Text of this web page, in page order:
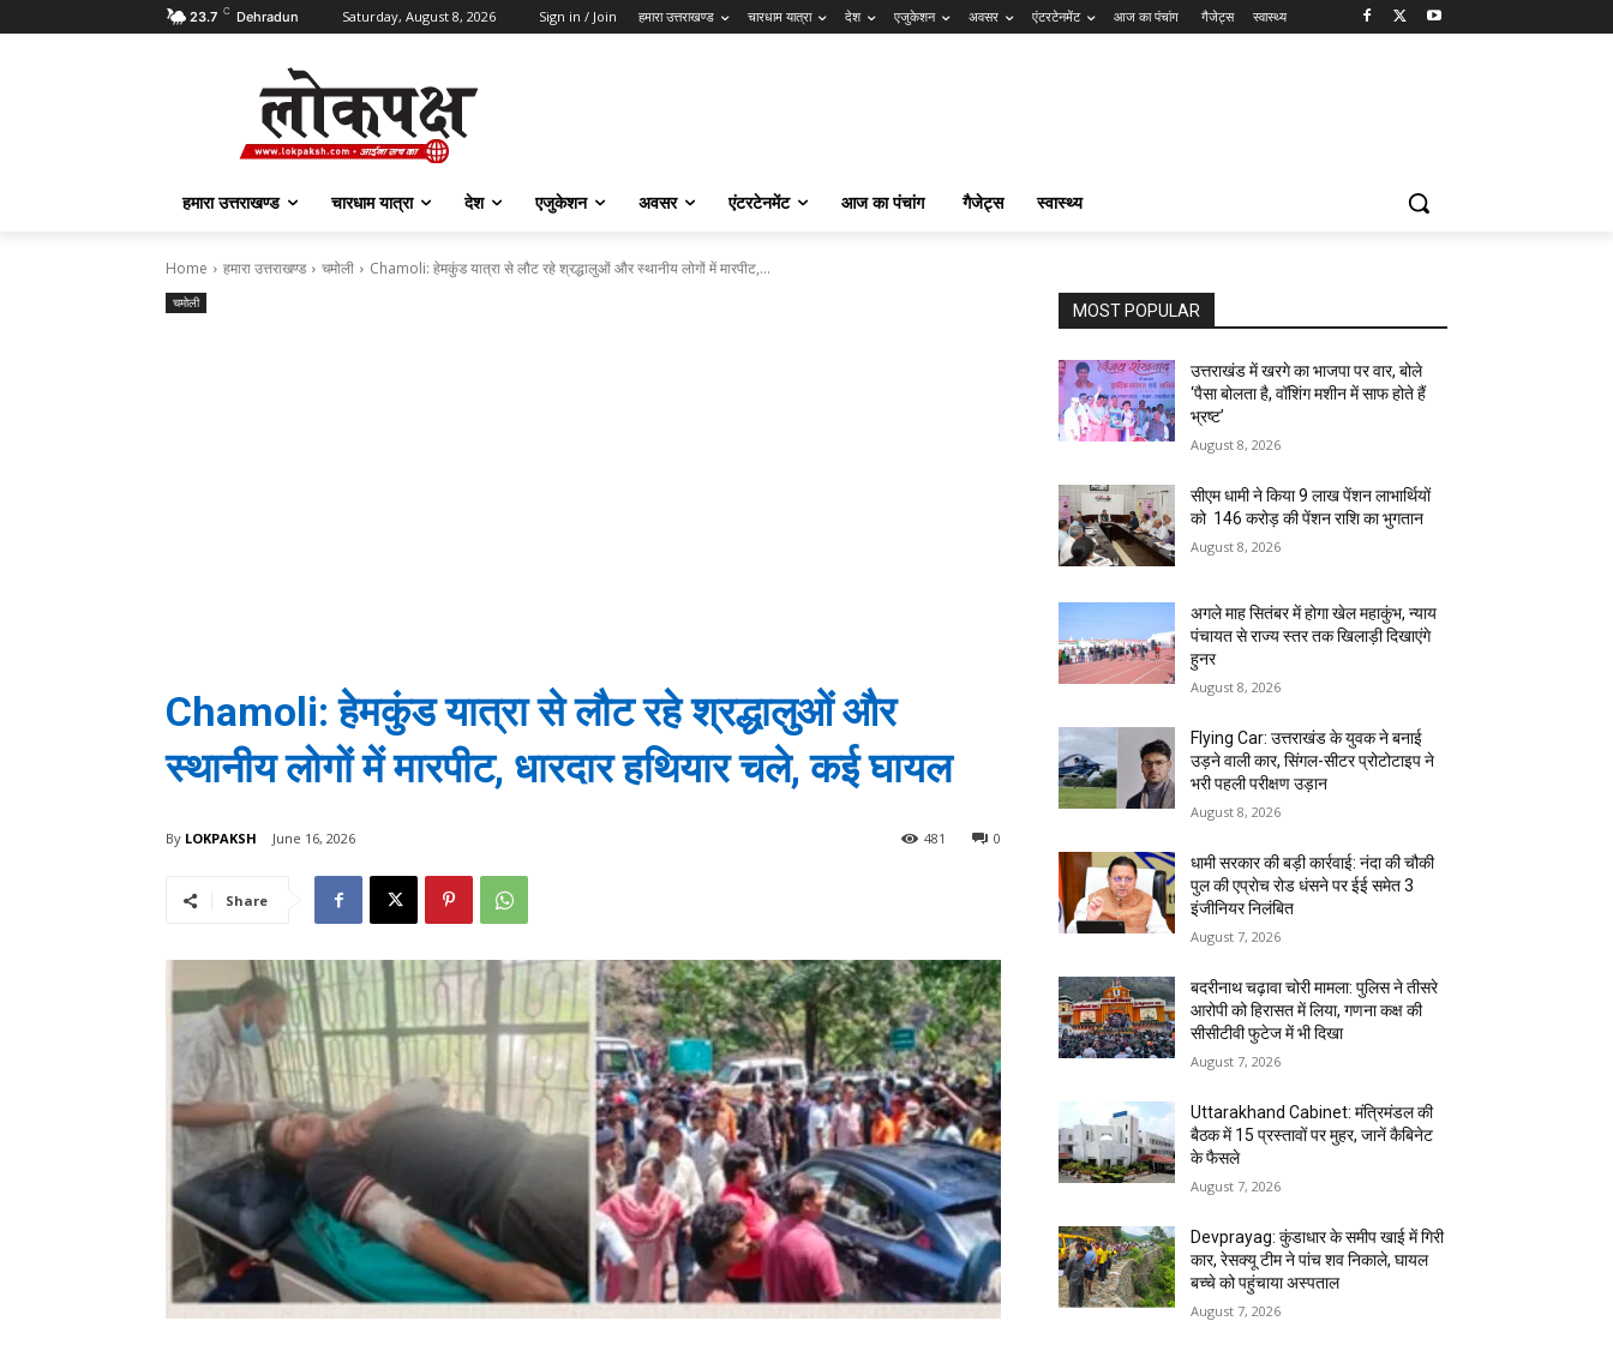
23.7 C Dehradun Saturday, August 8, 2026 Sign in / Join हमारा उत्तराखण्ड चारधाम यात्रा देश एजुकेशन अवसर एंटरटेनमेंट आज का पंचांग गैजेट्स स्वास्थ्य
हमारा उत्तराखण्ड चारधाम यात्रा देश एजुकेशन अवसर एंटरटेनमेंट आज का पंचांग गैजेट्स स्वास्थ्य
Home हमारा उत्तराखण्ड चमोली Chamoli: हेमकुंड यात्रा से लौट रहे श्रद्धालुओं और स्थानीय लोगों में मारपीट,...
चमोली
Chamoli: हेमकुंड यात्रा से लौट रहे श्रद्धालुओं और
स्थानीय लोगों में मारपीट, धारदार हथियार चले, कई घायल
By LOKPAKSH June 16, 2026 0
481
Share
MOST POPULAR
उत्तराखंड में खरगे का भाजपा पर वार, बोले
‘पैसा बोलता है, वॉशिंग मशीन में साफ होते हैं
भ्रष्ट’
August 8, 2026
सीएम धामी ने किया 9 लाख पेंशन लाभार्थियों
को ₹ 146 करोड़ की पेंशन राशि का भुगतान
August 8, 2026
अगले माह सितंबर में होगा खेल महाकुंभ, न्याय
पंचायत से राज्य स्तर तक खिलाड़ी दिखाएंगे
हुनर
August 8, 2026
Flying Car: उत्तराखंड के युवक ने बनाई
उड़ने वाली कार, सिंगल-सीटर प्रोटोटाइप ने
भरी पहली परीक्षण उड़ान
August 8, 2026
धामी सरकार की बड़ी कार्रवाई: नंदा की चौकी
पुल की एप्राेच रोड धंसने पर ईई समेत 3
इंजीनियर निलंबित
August 7, 2026
बदरीनाथ चढ़ावा चोरी मामला: पुलिस ने तीसरे
आरोपी को हिरासत में लिया, गणना कक्ष की
सीसीटीवी फुटेज में भी दिखा
August 7, 2026
Uttarakhand Cabinet: मंत्रिमंडल की
बैठक में 15 प्रस्तावों पर मुहर, जानें कैबिनेट
के फैसले
August 7, 2026
Devprayag: कुंडाधार के समीप खाई में गिरी
कार, रेसक्यू टीम ने पांच शव निकाले, घायल
बच्चे को पहुंचाया अस्पताल
August 7, 2026